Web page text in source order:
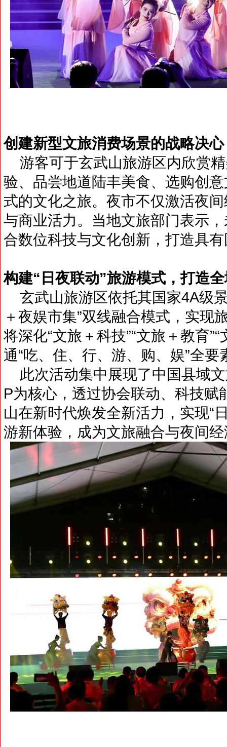
创建新型文旅消费场景的战略决心
游客可于玄武山旅游区内欣赏
验、品尝地道陆丰美食、选购创
式的文化之旅。夜市不仅激活夜
与商业活力。当地文旅部门表示
合数位科技与文化创新，打造具
构建“日夜联动”旅游模式，打造
玄武山旅游区依托其国家4A级
＋夜娱市集”双线融合模式，实现
将深化“文旅＋科技”“文旅＋教育
通“吃、住、行、游、购、娱”全
此次活动集中展现了中国县域文
P为核心，透过协会联动、科技
山在新时代焕发全新活力，实现“
游新体验，成为文旅融合与夜间